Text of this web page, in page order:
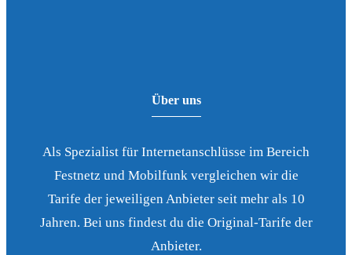
Über uns
Als Spezialist für Internetanschlüsse im Bereich
Festnetz und Mobilfunk vergleichen wir die
Tarife der jeweiligen Anbieter seit mehr als 10
Jahren. Bei uns findest du die Original-Tarife der
Anbieter.